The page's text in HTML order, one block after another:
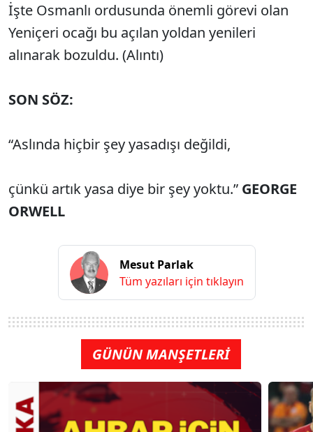
İşte Osmanlı ordusunda önemli görevi olan
Yeniçeri ocağı bu açılan yoldan yenileri
alınarak bozuldu. (Alıntı)
SON SÖZ:
“Aslında hiçbir şey yasadışı değildi,
çünkü artık yasa diye bir şey yoktu.” GEORGE
ORWELL
Mesut Parlak
Tüm yazıları için tıklayın
GÜNÜN MANŞETLERİ